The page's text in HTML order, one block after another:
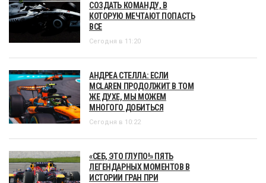
СОЗДАТЬ КОМАНДУ, В
КОТОРУЮ МЕЧТАЮТ ПОПАСТЬ
ВСЕ
Сегодня в 11:20
АНДРЕА СТЕЛЛА: ЕСЛИ
MCLAREN ПРОДОЛЖИТ В ТОМ
ЖЕ ДУХЕ, МЫ МОЖЕМ
МНОГОГО ДОБИТЬСЯ
Сегодня в 10:22
«СЕБ, ЭТО ГЛУПО!» ПЯТЬ
ЛЕГЕНДАРНЫХ МОМЕНТОВ В
ИСТОРИИ ГРАН ПРИ